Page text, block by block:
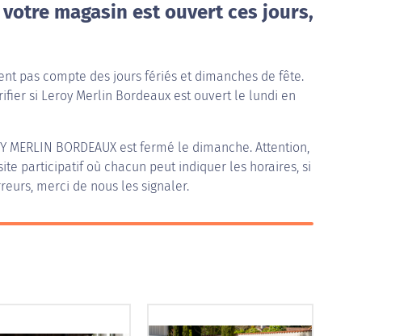
magasin est ouvert ces jours,
pas compte des jours fériés et dimanches de fête.
si Leroy Merlin Bordeaux est ouvert le lundi en
MERLIN BORDEAUX est fermé le dimanche. Attention,
participatif où chacun peut indiquer les horaires, si
merci de nous les signaler.